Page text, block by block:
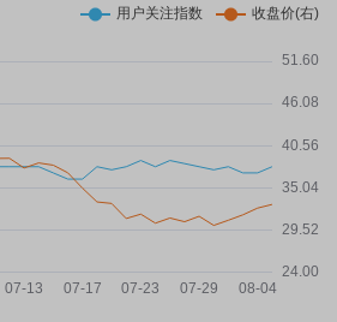
目进度缓慢，
回购股价依然
国泰环
06-18
事会职
得独立
国泰环
临时股
告